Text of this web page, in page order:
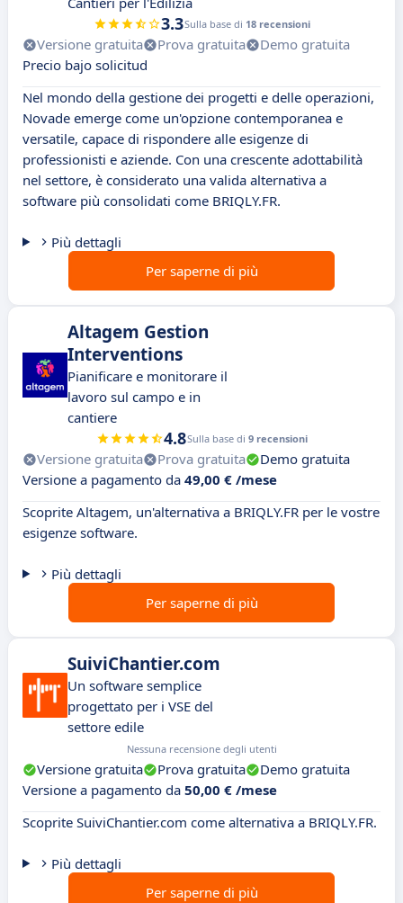
3.3Sulla base di 18 recensioni
Versione gratuita Prova gratuita
Demo gratuita
Precio bajo solicitud
Nel mondo della gestione dei progetti e delle operazioni,
Novade emerge come un'opzione contemporanea e
versatile, capace di rispondere alle esigenze di
professionisti e aziende. Con una crescente adottabilità
nel settore, è considerato una valida alternativa a
software più consolidati come BRIQLY.FR.
Più dettagli
Per saperne di più
Altagem Gestion
Interventions
Pianificare e monitorare il
lavoro sul campo e in
cantiere
4.8Sulla base di 9 recensioni
Versione gratuita Prova gratuita
Demo gratuita
Versione a pagamento da 49,00 € /mese
Scoprite Altagem, un'alternativa a BRIQLY.FR per le vostre
esigenze software.
Più dettagli
Per saperne di più
SuiviChantier.com
Un software semplice
progettato per i VSE del
settore edile
Nessuna recensione degli utenti
Versione gratuita Prova gratuita
Demo gratuita
Versione a pagamento da 50,00 € /mese
Scoprite SuiviChantier.com come alternativa a BRIQLY.FR.
Più dettagli
Per saperne di più